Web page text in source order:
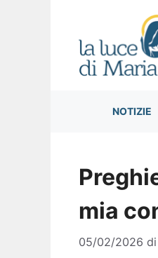
NOTIZIE
mia
05/02/2026 di